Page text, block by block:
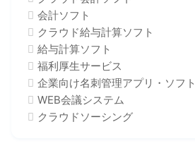
会計ソフト
クラウド給与計算ソフト
給与計算ソフト
福利厚生サービス
企業向け名刺管理アプリ・ソフト
WEB会議システム
クラウドソーシング